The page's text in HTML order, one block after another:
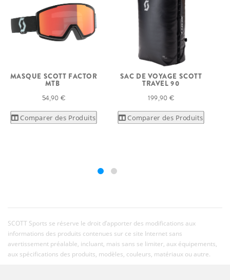
MASQUE SCOTT FACTOR
MTB
54,90 €
Comparer des Produits
SAC DE VOYAGE SCOTT
TRAVEL 90
199,90 €
Comparer des Produits
SCOTT Sports se réserve le droit d’apporter des modifications aux
informations des produits contenues sur ce site Internet sans
avertissement préalable, incluant, mais sans se limiter, aux équipements,
aux spécifications des produits, modèles, couleurs, matériaux ou autre.